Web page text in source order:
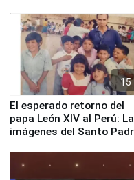
de Chile
15
El esperado retorno del
papa León XIV al Perú:
imágenes del Santo